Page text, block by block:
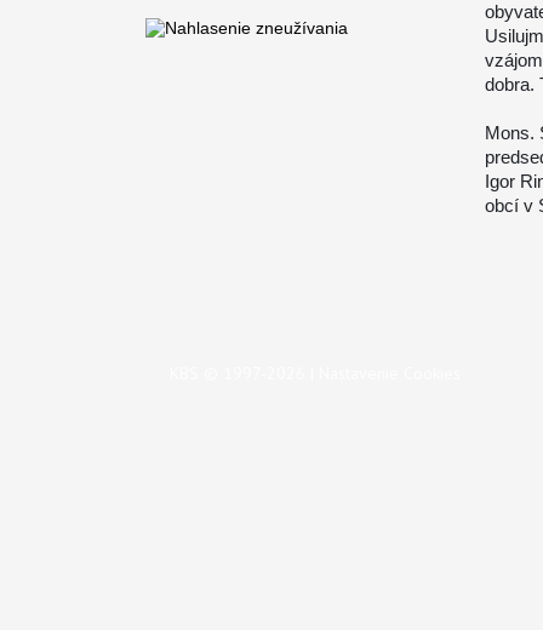
dobra.
Mons.
Igor
obcí v